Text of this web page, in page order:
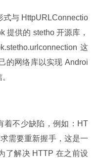
式与 HttpURLConnectio
提供的 stetho 开源库，
这
的网络库以实现 Androi
着不少缺陷，例如：HT
需要重新握手，这是一
了解决 HTTP 在之前设